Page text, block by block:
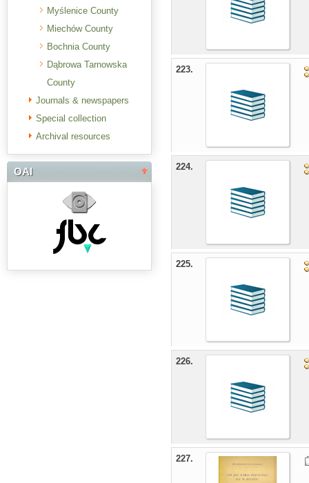
Myślenice County
Miechów County
Bochnia County
Dąbrowa Tarnowska
County
Journals & newspapers
Special collection
Archival resources
OAI
223.
224.
225.
226.
227.